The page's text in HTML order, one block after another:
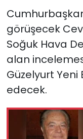
görüşecek
Soğuk Hava
alan
Güzelyurt Yeni
edecek.